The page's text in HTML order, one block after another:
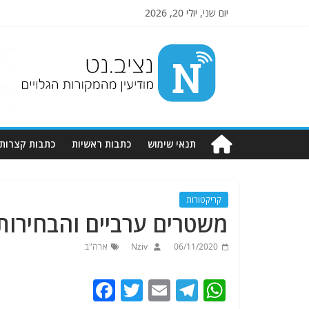
יום שני, יולי 20, 2026
Nziv.net
מודיעין
מהמקורות
תנאי שימוש כתבות ראשיות כתבות קצרות
קריקטורות
משטרים ערביים
06/11/2020
Nziv ארה"ב
W
T
E
T